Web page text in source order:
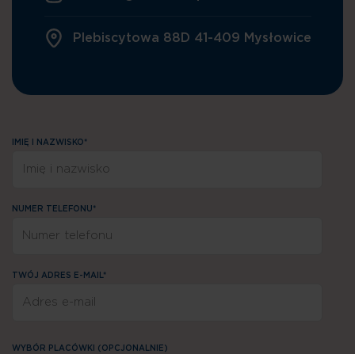
Plebiscytowa 88D 41-409 Mysłowice
IMIĘ I NAZWISKO*
NUMER TELEFONU*
TWÓJ ADRES E-MAIL*
WYBÓR PLACÓWKI (OPCJONALNIE)